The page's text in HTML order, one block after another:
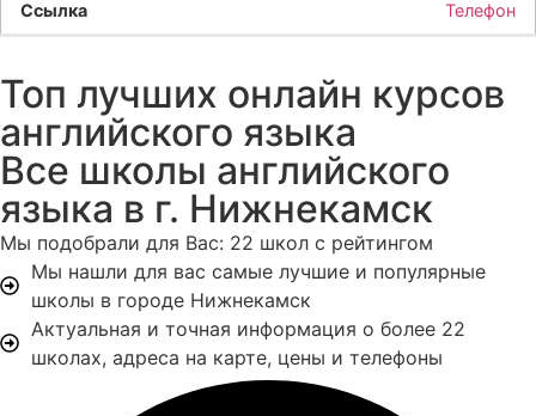
Телефон
Топ лучших онлайн курсов
английского языка
Все школы английского
языка в г. Нижнекамск
Мы подобрали для Вас: 22 школ с рейтингом
Мы нашли для вас самые лучшие и популярные
школы в городе Нижнекамск
Актуальная и точная информация о более 22
школах, адреса на карте, цены и телефоны